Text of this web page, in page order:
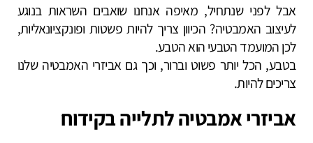
אבל לפני שנתחיל, מאיפה אנחנו שואבים השראות בנוגע
לעיצוב האמבטיה? הכיוון צריך להיות פשטות ופונקציונאליות,
לכן המועמד הטבעי הוא הטבע.
בטבע, הכל יותר פשוט וברור, וכך גם אביזרי האמבטיה שלנו
צריכים להיות.
אביזרי אמבטיה לתלייה בקידוח